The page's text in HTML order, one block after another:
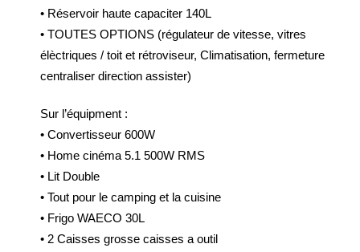
• Réservoir haute capaciter 140L
• TOUTES OPTIONS (régulateur de vitesse, vitres
élèctriques / toit et rétroviseur, Climatisation, fermeture
centraliser direction assister)
Sur l’équipment :
• Convertisseur 600W
• Home cinéma 5.1 500W RMS
• Lit Double
• Tout pour le camping et la cuisine
• Frigo WAECO 30L
• 2 Caisses grosse caisses a outil